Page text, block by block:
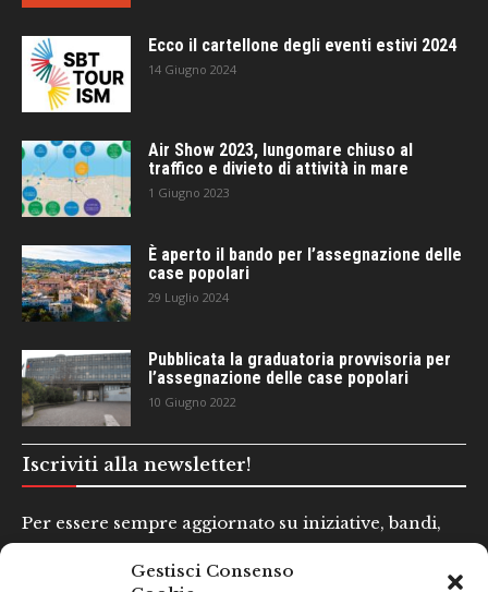
Gestisci Consenso
Ecco il cartellone degli eventi estivi 2024
14 Giugno 2024
Air Show 2023, lungomare chiuso al
traffico e divieto di attività in mare
1 Giugno 2023
È aperto il bando per l’assegnazione delle
case popolari
29 Luglio 2024
Pubblicata la graduatoria provvisoria per
l’assegnazione delle case popolari
10 Giugno 2022
Iscriviti alla newsletter!
Per essere sempre aggiornato su iniziative, bandi,